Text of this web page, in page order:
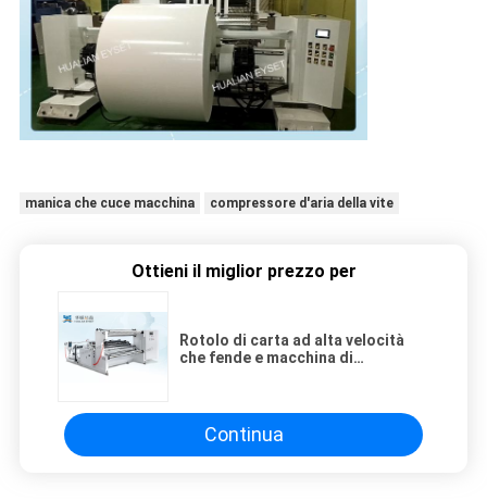
manica che cuce macchina compressore d'aria della vite
Ottieni il miglior prezzo per
Rotolo di carta ad alta velocità
che fende e macchina di
Continua